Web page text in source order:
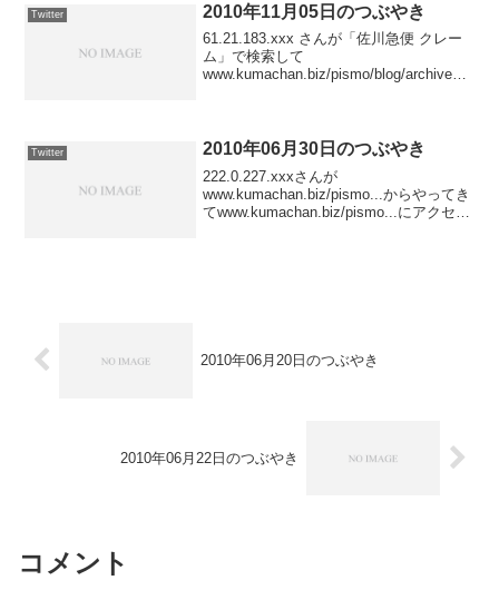
Twitter 2010年11月05日のつぶやき
61.21.183.xxx さんが「佐川急便 クレー
ム」で検索して
www.kumachan.biz/pismo/blog/archives/2
Twitter 2010年06月30日のつぶやき
222.0.227.xxxさんが
www.kumachan.biz/pismo...からやってき
てwww.kumachan.biz/pismo...にアクセス
2010年06月20日のつぶやき
2010年06月22日のつぶやき
コメント